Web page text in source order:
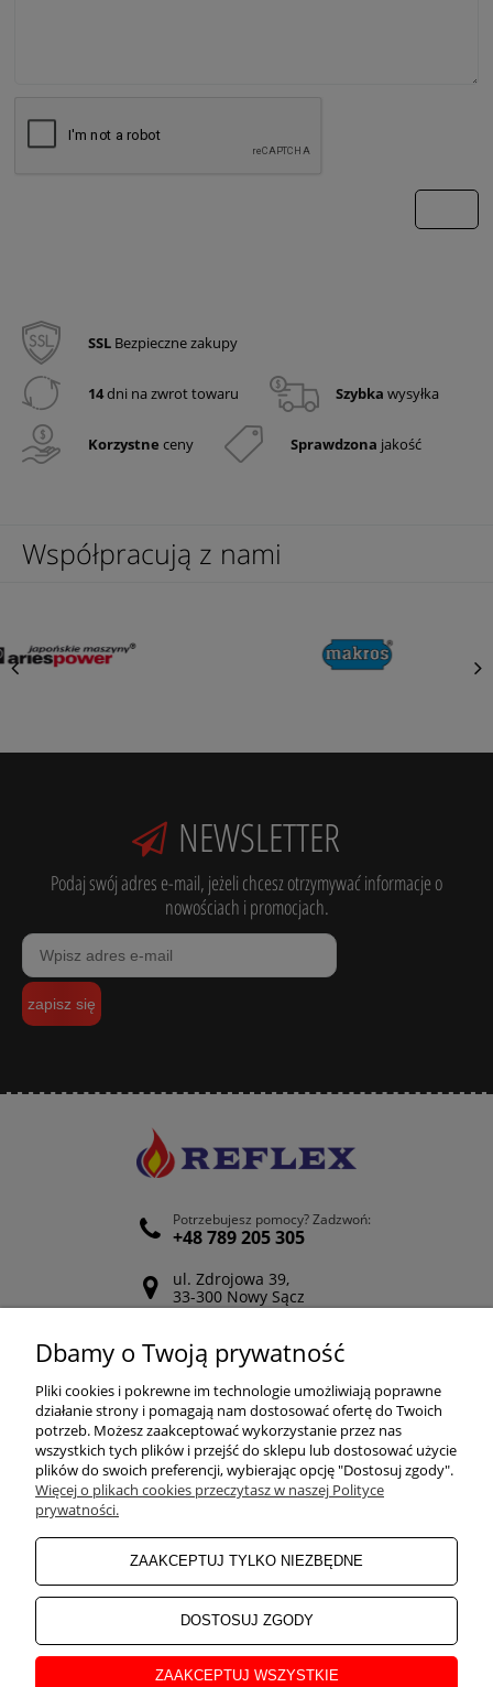
SSL Bezpieczne zakupy
14dni na zwrot towaru Szybka wysyłka
Korzystne ceny Sprawdzona jakość
Współpracują z nami
NEWSLETTER
Podaj swój adres e-mail, jeżeli chcesz otrzymywać informacje o
nowościach i promocjach.
zapisz się
Potrzebujesz pomocy? Zadzwoń:
+48 789 205 305
ul. Zdrojowa 39,
33-300 Nowy Sącz
Odwiedź nasz Facebook
POMOC
ZAKUPY
MOJE KONTO
INFORMACJE
Dbamy o Twoją prywatność
Pliki cookies i pokrewne im technologie umożliwiają poprawne
działanie strony i pomagają nam dostosować ofertę do Twoich
potrzeb. Możesz zaakceptować wykorzystanie przez nas
wszystkich tych plików i przejść do sklepu lub dostosować użycie
plików do swoich preferencji, wybierając opcję "Dostosuj zgody".
Więcej o plikach cookies przeczytasz w naszej Polityce
prywatności.
ZAAKCEPTUJ TYLKO NIEZBĘDNE
DOSTOSUJ ZGODY
ZAAKCEPTUJ WSZYSTKIE